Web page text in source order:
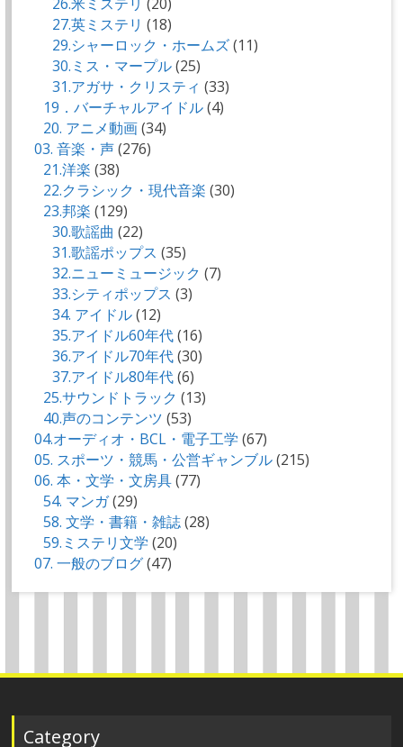
27.英ミステリ (18)
29.シャーロック・ホームズ(11)
30.ミス・マープル(25)
31.アガサ・クリスティ (33)
19．バーチャルアイドル(4)
20. アニメ動画(34)
03. 音楽・声(276)
21.洋楽 (38)
22.クラシック・現代音楽 (30)
23.邦楽 (129)
30.歌謡曲 (22)
31.歌謡ポップス (35)
32.ニューミュージック (7)
33.シティポップス (3)
34. アイドル(12)
35.アイドル60年代(16)
36.アイドル70年代(30)
37.アイドル80年代(6)
25.サウンドトラック (13)
40.声のコンテンツ (53)
04.オーディオ・BCL・電子工学 (67)
05. スポーツ・競馬・公営ギャンブル(215)
06. 本・文学・文房具(77)
54. マンガ(29)
58. 文学・書籍・雑誌(28)
59.ミステリ文学 (20)
07. 一般のブログ(47)
Category